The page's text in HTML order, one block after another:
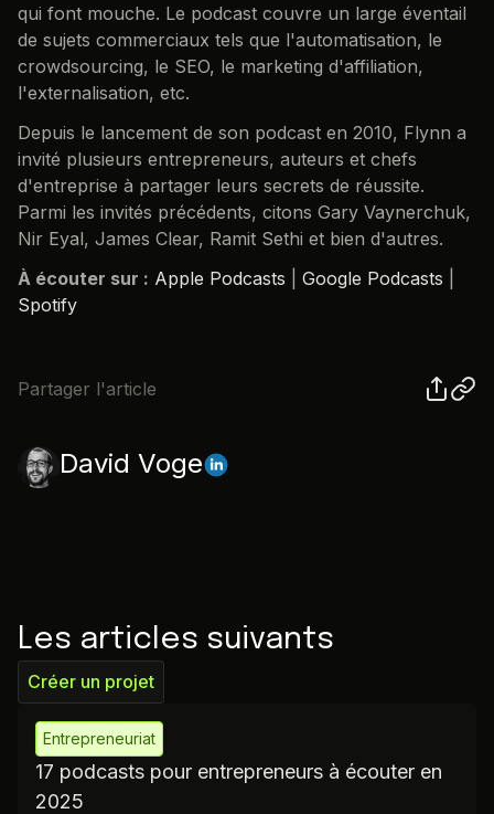
qui font mouche. Le podcast couvre un large éventail
de sujets commerciaux tels que l'automatisation, le
crowdsourcing, le SEO, le marketing d'affiliation,
l'externalisation, etc.
Depuis le lancement de son podcast en 2010, Flynn a
invité plusieurs entrepreneurs, auteurs et chefs
d'entreprise à partager leurs secrets de réussite.
Parmi les invités précédents, citons Gary Vaynerchuk,
Nir Eyal, James Clear, Ramit Sethi et bien d'autres.
À écouter sur : Apple Podcasts Google Podcasts
Spotify
Partager l'article
David Voge
Les articles suivants
Créer un projet
Entrepreneuriat
17 podcasts pour entrepreneurs à écouter en
2025